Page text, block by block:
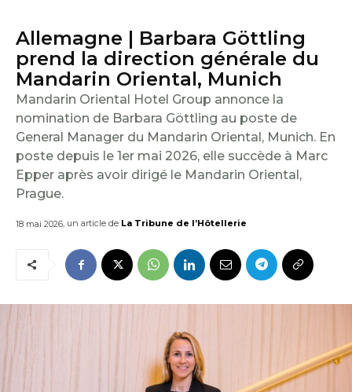
E
Allemagne | Barbara Göttling
prend la direction générale du
Mandarin Oriental, Munich
Mandarin Oriental Hotel Group annonce la
nomination de Barbara Göttling au poste de
General Manager du Mandarin Oriental, Munich. En
poste depuis le 1er mai 2026, elle succède à Marc
Epper après avoir dirigé le Mandarin Oriental,
Prague.
18 mai 2026, un article de La Tribune de l’Hôtellerie